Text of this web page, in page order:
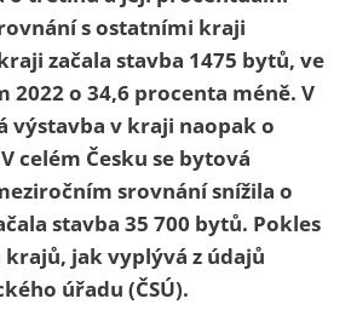
s ostatními kraji
začala stavba 1475 bytů, ve
2022 o 34,6 procenta méně. V
výstavba v kraji naopak o
celém Česku se bytová
srovnání snížila o
stavba 35 700 bytů. Pokles
jak vyplývá z údajů
úřadu (ČSÚ).